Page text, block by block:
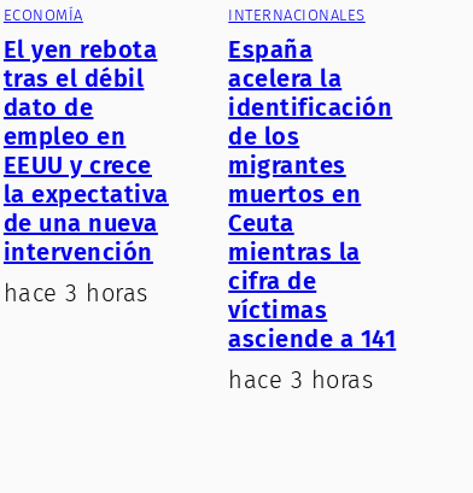
ECONOMÍA
El yen rebota
tras el débil
dato de
empleo en
EEUU y crece
la expectativa
de una nueva
intervención
hace 3 horas
INTERNACIONALES
España
acelera la
identificación
de los
migrantes
muertos en
Ceuta
mientras la
cifra de
víctimas
asciende a 141
hace 3 horas